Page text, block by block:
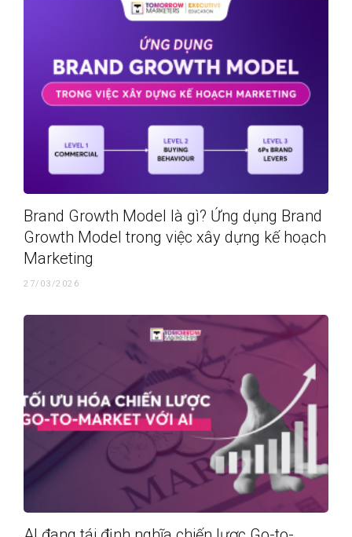
Brand Growth Model là gì? Ứng dụng Brand
Growth Model trong việc xây dựng kế hoạch
Marketing
27/03/2026